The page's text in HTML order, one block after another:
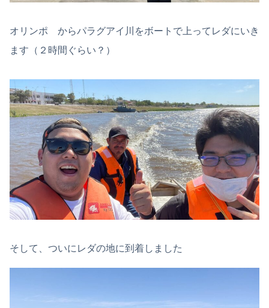
オリンポ からパラグアイ川をボートで上ってレダにいき
ます（２時間ぐらい？）
そして、ついにレダの地に到着しました